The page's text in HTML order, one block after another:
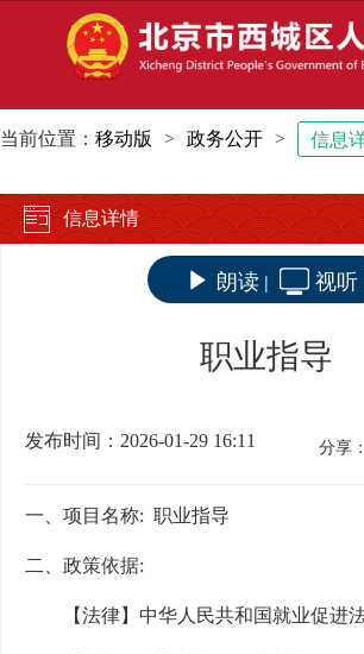
当前位置： 移动版 > 政务公开 > 信息
信息详情
朗读 | 视听
职业指导
发布时间：2026-01-29 16:11 分享：
一、项目名称: 职业指导
二、政策依据:
【法律】中华人民共和国就业促进